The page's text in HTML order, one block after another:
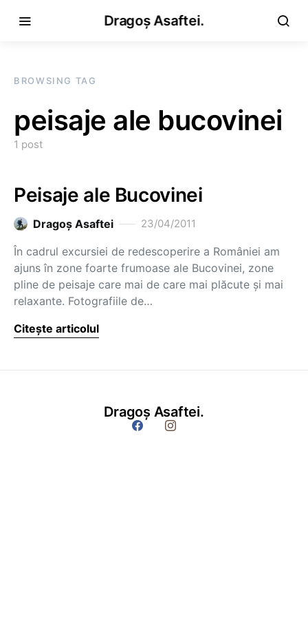
Dragoș Asaftei.
BROWSING TAG
peisaje ale bucovinei
1 post
Peisaje ale Bucovinei
Dragoş Asaftei 23/04/2011
În cadrul excursiei de redescoperire a României am
ajuns în zone foarte frumoase ale Bucovinei, zone
pline de peisaje care mai de care mai plăcute și mai
relaxante. Fotografiile de…
Citește articolul
Dragoș Asaftei.